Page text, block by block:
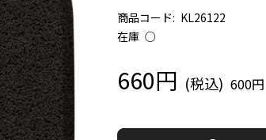
商品コード: KL26122
在庫 ○
660円 600円